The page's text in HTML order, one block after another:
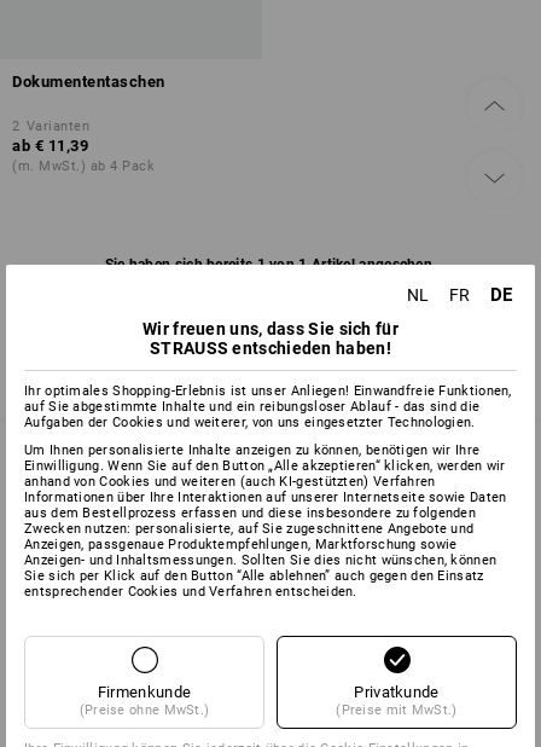
Dokumententaschen
2 Varianten
ab € 11,39
(m. MwSt.) ab 4 Pack
Sie haben sich bereits 1 von 1 Artikel angesehen.
SERVICE 02 400 27 64
SERVICE
UNTERNEHMEN
INFORMATIONEN
NL FR DE
Wir freuen uns, dass Sie sich für
STRAUSS entschieden haben!
Ihr optimales Shopping-Erlebnis ist unser Anliegen! Einwandfreie Funktionen,
auf Sie abgestimmte Inhalte und ein reibungsloser Ablauf - das sind die
Aufgaben der Cookies und weiterer, von uns eingesetzter Technologien.
Um Ihnen personalisierte Inhalte anzeigen zu können, benötigen wir Ihre
Einwilligung. Wenn Sie auf den Button „Alle akzeptieren“ klicken, werden wir
anhand von Cookies und weiteren (auch KI-gestützten) Verfahren
Informationen über Ihre Interaktionen auf unserer Internetseite sowie Daten
aus dem Bestellprozess erfassen und diese insbesondere zu folgenden
Zwecken nutzen: personalisierte, auf Sie zugeschnittene Angebote und
Anzeigen, passgenaue Produktempfehlungen, Marktforschung sowie
Anzeigen- und Inhaltsmessungen. Sollten Sie dies nicht wünschen, können
Sie sich per Klick auf den Button “Alle ablehnen” auch gegen den Einsatz
entsprechender Cookies und Verfahren entscheiden.
Firmenkunde
(Preise ohne MwSt.)
Privatkunde
(Preise mit MwSt.)